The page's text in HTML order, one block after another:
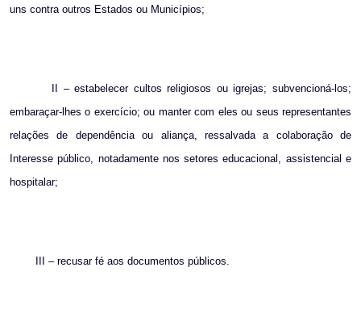
uns contra outros Estados ou Municípios;
II – estabelecer cultos religiosos ou igrejas; subvencioná-los;
embaraçar-lhes o exercício; ou manter com eles ou seus representantes
relações de dependência ou aliança, ressalvada a colaboração de
Interesse público, notadamente nos setores educacional, assistencial e
hospitalar;
III – recusar fé aos documentos públicos.